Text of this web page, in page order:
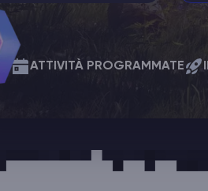
ATTIVITÀ PROGRAMMATE